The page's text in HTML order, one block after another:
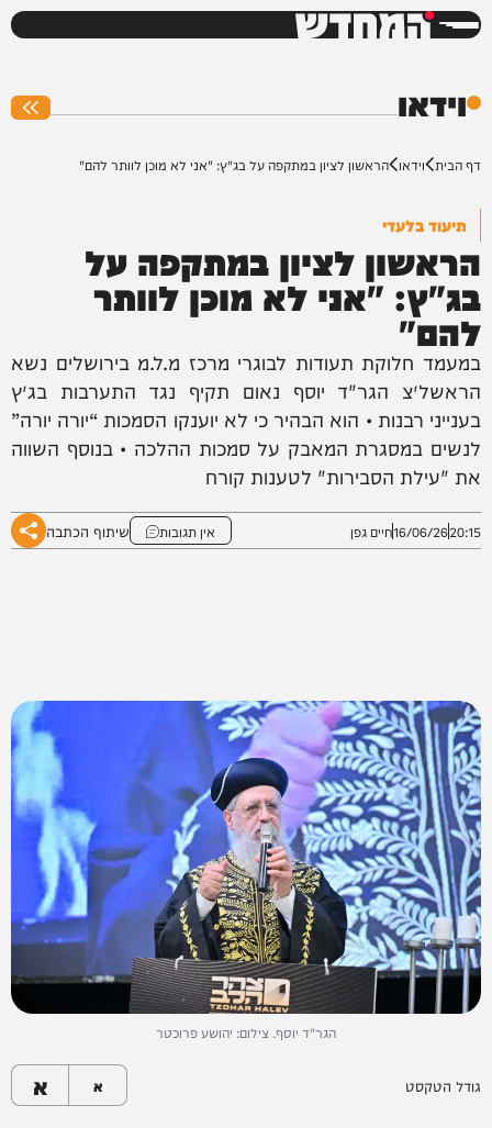
המחדש
וידאו
דף הבית וידאו הראשון לציון במתקפה על בג"ץ: "אני לא מוכן לוותר להם"
תיעוד בלעדי
הראשון לציון במתקפה על
בג"ץ: "אני לא מוכן לוותר
להם"
במעמד חלוקת תעודות לבוגרי מרכז מ.ל.מ בירושלים נשא
הראשל״צ הגר"ד יוסף נאום תקיף נגד התערבות בג״ץ
בענייני רבנות • הוא הבהיר כי לא יוענקו הסמכות “יורה יורה”
לנשים במסגרת המאבק על סמכות ההלכה • בנוסף השווה
את "עילת הסבירות" לטענות קורח
20:15
16/06/26חיים גפן אין תגובות שיתוף הכתבה
הגר"ד יוסף. צילום: יהושע פרוכטר
גודל הטקסט א א